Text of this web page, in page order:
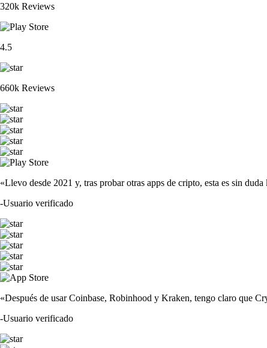
320k Reviews
4.5
660k Reviews
«Llevo desde 2021 y, tras probar otras apps de cripto, esta es sin
-Usuario verificado
«Después de usar Coinbase, Robinhood y Kraken, tengo claro que
-Usuario verificado